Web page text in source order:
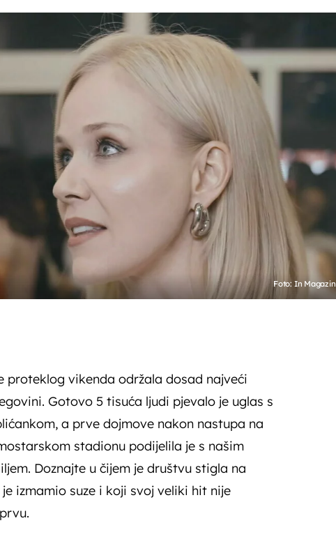
Foto: In Magazin
proteklog vikenda održala dosad najveći
Gotovo 5 tisuća ljudi pjevalo je uglas s
a prve dojmove nakon nastupa na
stadionu podijelila je s našim
Doznajte u čijem je društvu stigla na
izmamio suze i koji svoj veliki hit nije